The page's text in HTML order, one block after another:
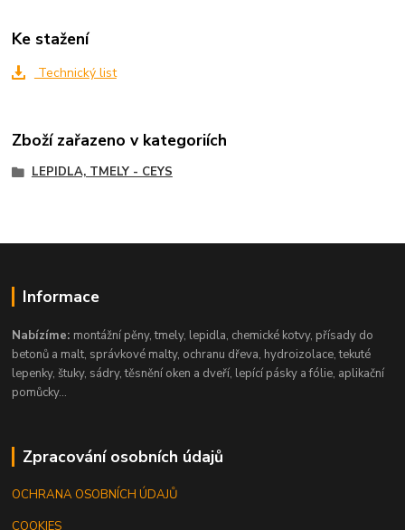
Ke stažení
Technický list
Zboží zařazeno v kategoriích
LEPIDLA, TMELY - CEYS
Informace
Nabízíme: montážní pěny, tmely, lepidla, chemické kotvy, přísady do
betonů a malt, správkové malty, ochranu dřeva, hydroizolace, tekuté
lepenky, štuky, sádry, těsnění oken a dveří, lepící pásky a fólie, aplikační
pomůcky...
Zpracování osobních údajů
OCHRANA OSOBNÍCH ÚDAJŮ